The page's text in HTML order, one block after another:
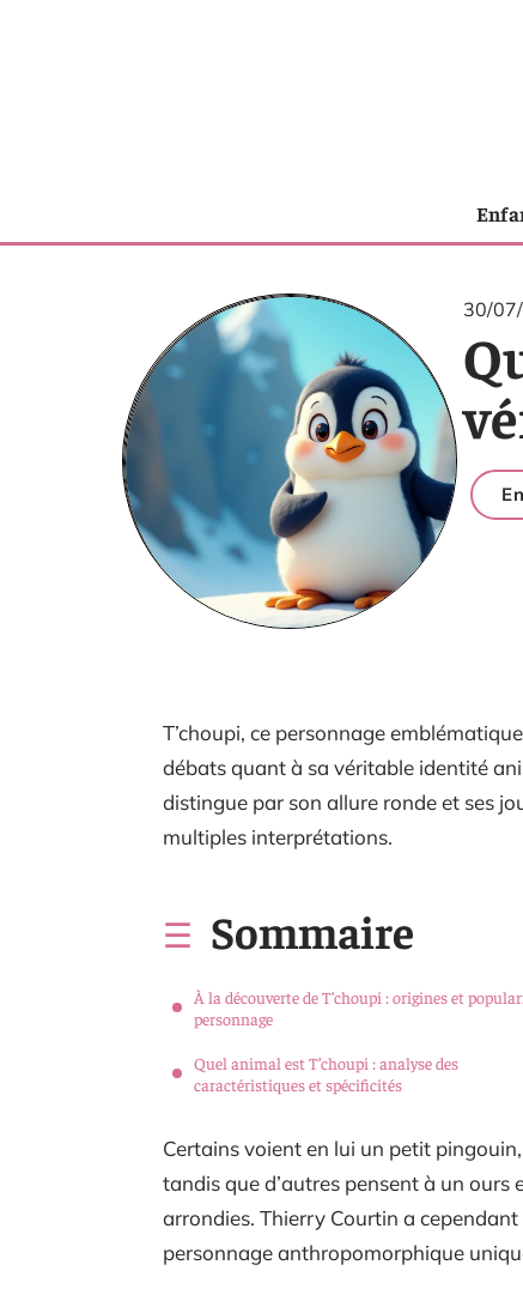
30/
T’choupi, ce personnage
débats quant à sa véritable identité
distingue par son allure ronde et ses
multiples interprétations.
Sommaire
À la découverte de T’choupi : origines et
personnage
Quel animal est T’choupi : analyse des
caractéristiques et spécificités
Certains voient en lui un petit
tandis que d’autres pensent à un ours
arrondies. Thierry Courtin a cependant
personnage anthropomorphique